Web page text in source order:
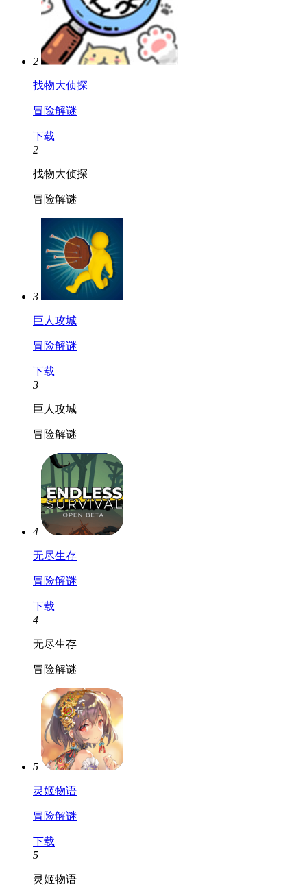
2
找物大侦探
冒险解谜
下载
2
找物大侦探
冒险解谜
3
巨人攻城
冒险解谜
下载
3
巨人攻城
冒险解谜
4
无尽生存
冒险解谜
下载
4
无尽生存
冒险解谜
5
灵姬物语
冒险解谜
下载
5
灵姬物语